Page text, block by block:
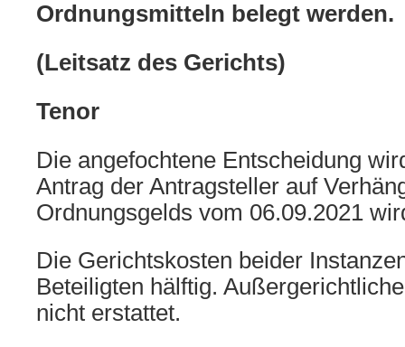
Ordnungsmitteln belegt werden.
(Leitsatz des Gerichts)
Tenor
Die angefochtene Entscheidung
Antrag der Antragsteller auf
Ordnungsgelds vom 06.09.2021
Die Gerichtskosten beider
Beteiligten hälftig.
nicht erstattet.